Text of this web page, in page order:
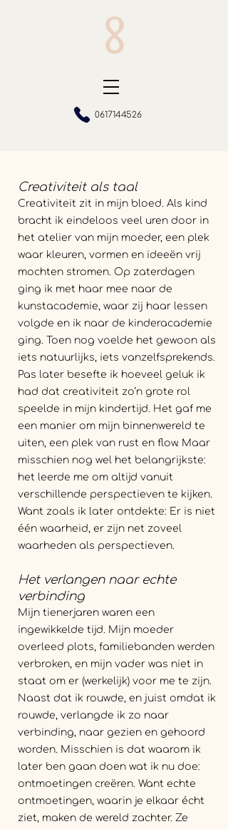
0617144526
Creativiteit als taal​
Creativiteit zit in mijn bloed. Als kind
bracht ik eindeloos veel uren door in
het atelier van mijn moeder, een plek
waar kleuren, vormen en ideeën vrij
mochten stromen. Op zaterdagen
ging ik met haar mee naar de
kunstacademie, waar zij haar lessen
volgde en ik naar de kinderacademie
ging. Toen nog voelde het gewoon als
iets natuurlijks, iets vanzelfsprekends.
Pas later besefte ik hoeveel geluk ik
had dat creativiteit zo’n grote rol
speelde in mijn kindertijd. Het gaf me
een manier om mijn binnenwereld te
uiten, een plek van rust en flow. Maar
misschien nog wel het belangrijkste:
het leerde me om altijd vanuit
verschillende perspectieven te kijken.
Want zoals ik later ontdekte: Er is niet
één waarheid, er zijn net zoveel
waarheden als perspectieven.
Het verlangen naar echte
verbinding
Mijn tienerjaren waren een
ingewikkelde tijd. Mijn moeder
overleed plots, familiebanden werden
verbroken, en mijn vader was niet in
staat om er (werkelijk) voor me te zijn.
Naast dat ik rouwde, en juist omdat ik
rouwde, verlangde ik zo naar
verbinding, naar gezien en gehoord
worden. Misschien is dat waarom ik
later ben gaan doen wat ik nu doe:
ontmoetingen creëren. Want echte
ontmoetingen, waarin je elkaar écht
ziet, maken de wereld zachter. Ze